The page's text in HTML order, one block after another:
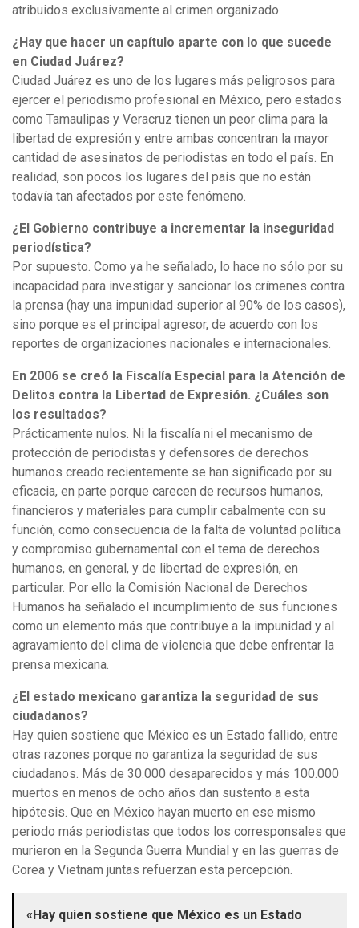
atribuidos exclusivamente al crimen organizado.
¿Hay que hacer un capítulo aparte con lo que sucede
en Ciudad Juárez?
Ciudad Juárez es uno de los lugares más peligrosos para
ejercer el periodismo profesional en México, pero estados
como Tamaulipas y Veracruz tienen un peor clima para la
libertad de expresión y entre ambas concentran la mayor
cantidad de asesinatos de periodistas en todo el país. En
realidad, son pocos los lugares del país que no están
todavía tan afectados por este fenómeno.
¿El Gobierno contribuye a incrementar la inseguridad
periodística?
Por supuesto. Como ya he señalado, lo hace no sólo por su
incapacidad para investigar y sancionar los crímenes contra
la prensa (hay una impunidad superior al 90% de los casos),
sino porque es el principal agresor, de acuerdo con los
reportes de organizaciones nacionales e internacionales.
En 2006 se creó la Fiscalía Especial para la Atención de
Delitos contra la Libertad de Expresión. ¿Cuáles son
los resultados?
Prácticamente nulos. Ni la fiscalía ni el mecanismo de
protección de periodistas y defensores de derechos
humanos creado recientemente se han significado por su
eficacia, en parte porque carecen de recursos humanos,
financieros y materiales para cumplir cabalmente con su
función, como consecuencia de la falta de voluntad política
y compromiso gubernamental con el tema de derechos
humanos, en general, y de libertad de expresión, en
particular. Por ello la Comisión Nacional de Derechos
Humanos ha señalado el incumplimiento de sus funciones
como un elemento más que contribuye a la impunidad y al
agravamiento del clima de violencia que debe enfrentar la
prensa mexicana.
¿El estado mexicano garantiza la seguridad de sus
ciudadanos?
Hay quien sostiene que México es un Estado fallido, entre
otras razones porque no garantiza la seguridad de sus
ciudadanos. Más de 30.000 desaparecidos y más 100.000
muertos en menos de ocho años dan sustento a esta
hipótesis. Que en México hayan muerto en ese mismo
periodo más periodistas que todos los corresponsales que
murieron en la Segunda Guerra Mundial y en las guerras de
Corea y Vietnam juntas refuerzan esta percepción.
«Hay quien sostiene que México es un Estado